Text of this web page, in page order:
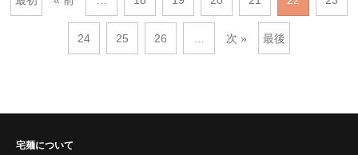
24 25 26 次 » 最後
宅麺について